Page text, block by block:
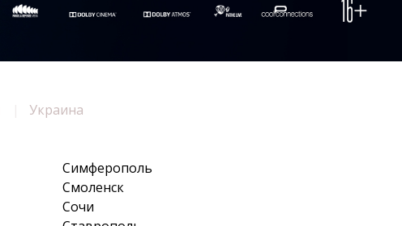
Украина
Симферополь
Смоленск
Сочи